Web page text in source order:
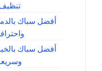
أفضل سباك
واحترافية
أفضل سباك
وسريعة